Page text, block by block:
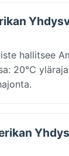
hallitsee
20°C